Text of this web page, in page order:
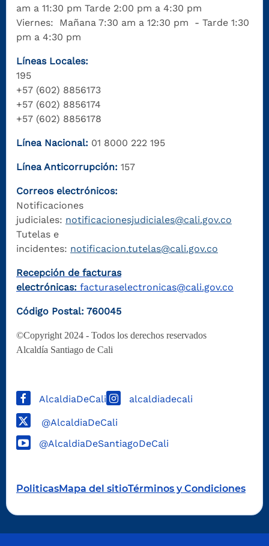
am a 11:30 pm Tarde 2:00 pm a 4:30 pm
Viernes: Mañana 7:30 am a 12:30 pm - Tarde 1:30
pm a 4:30 pm
Líneas Locales:
195
+57 (602) 8856173
+57 (602) 8856174
+57 (602) 8856178
Línea Nacional: 01 8000 222 195
Línea Anticorrupción: 157
Correos electrónicos:
Notificaciones
judiciales: notificacionesjudiciales@cali.gov.co
Tutelas e
incidentes: notificacion.tutelas@cali.gov.co
Recepción de facturas
electrónicas: facturaselectronicas@cali.gov.co
Código Postal: 760045
©Copyright 2024 - Todos los derechos reservados
Alcaldía Santiago de Cali
AlcaldiaDeCali alcaldiadecali
@AlcaldiaDeCali
@AlcaldiaDeSantiagoDeCali
PoliticasMapa del sitioTérminos y Condiciones